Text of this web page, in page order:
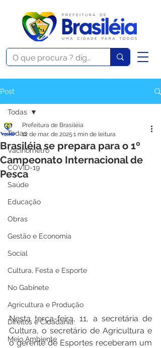
Post
Todas
Vacinômetro
COVID-19
Saúde
Educação
Obras
Gestão e Economia
Social
Cultura, Festa e Esporte
No Gabinete
Agricultura e Produção
Direitos e Cidadania
Meio Ambiente
Todas
Brasiléia se prepara para o 1º
Campeonato Internacional de
Pesca
Prefeitura de Brasiléia
12 de mar. de 2025 1 min de leitura
Nesta terça-feira, 11, a secretária de
Cultura, o secretário de Agricultura e
o gerente de Esportes receberam um